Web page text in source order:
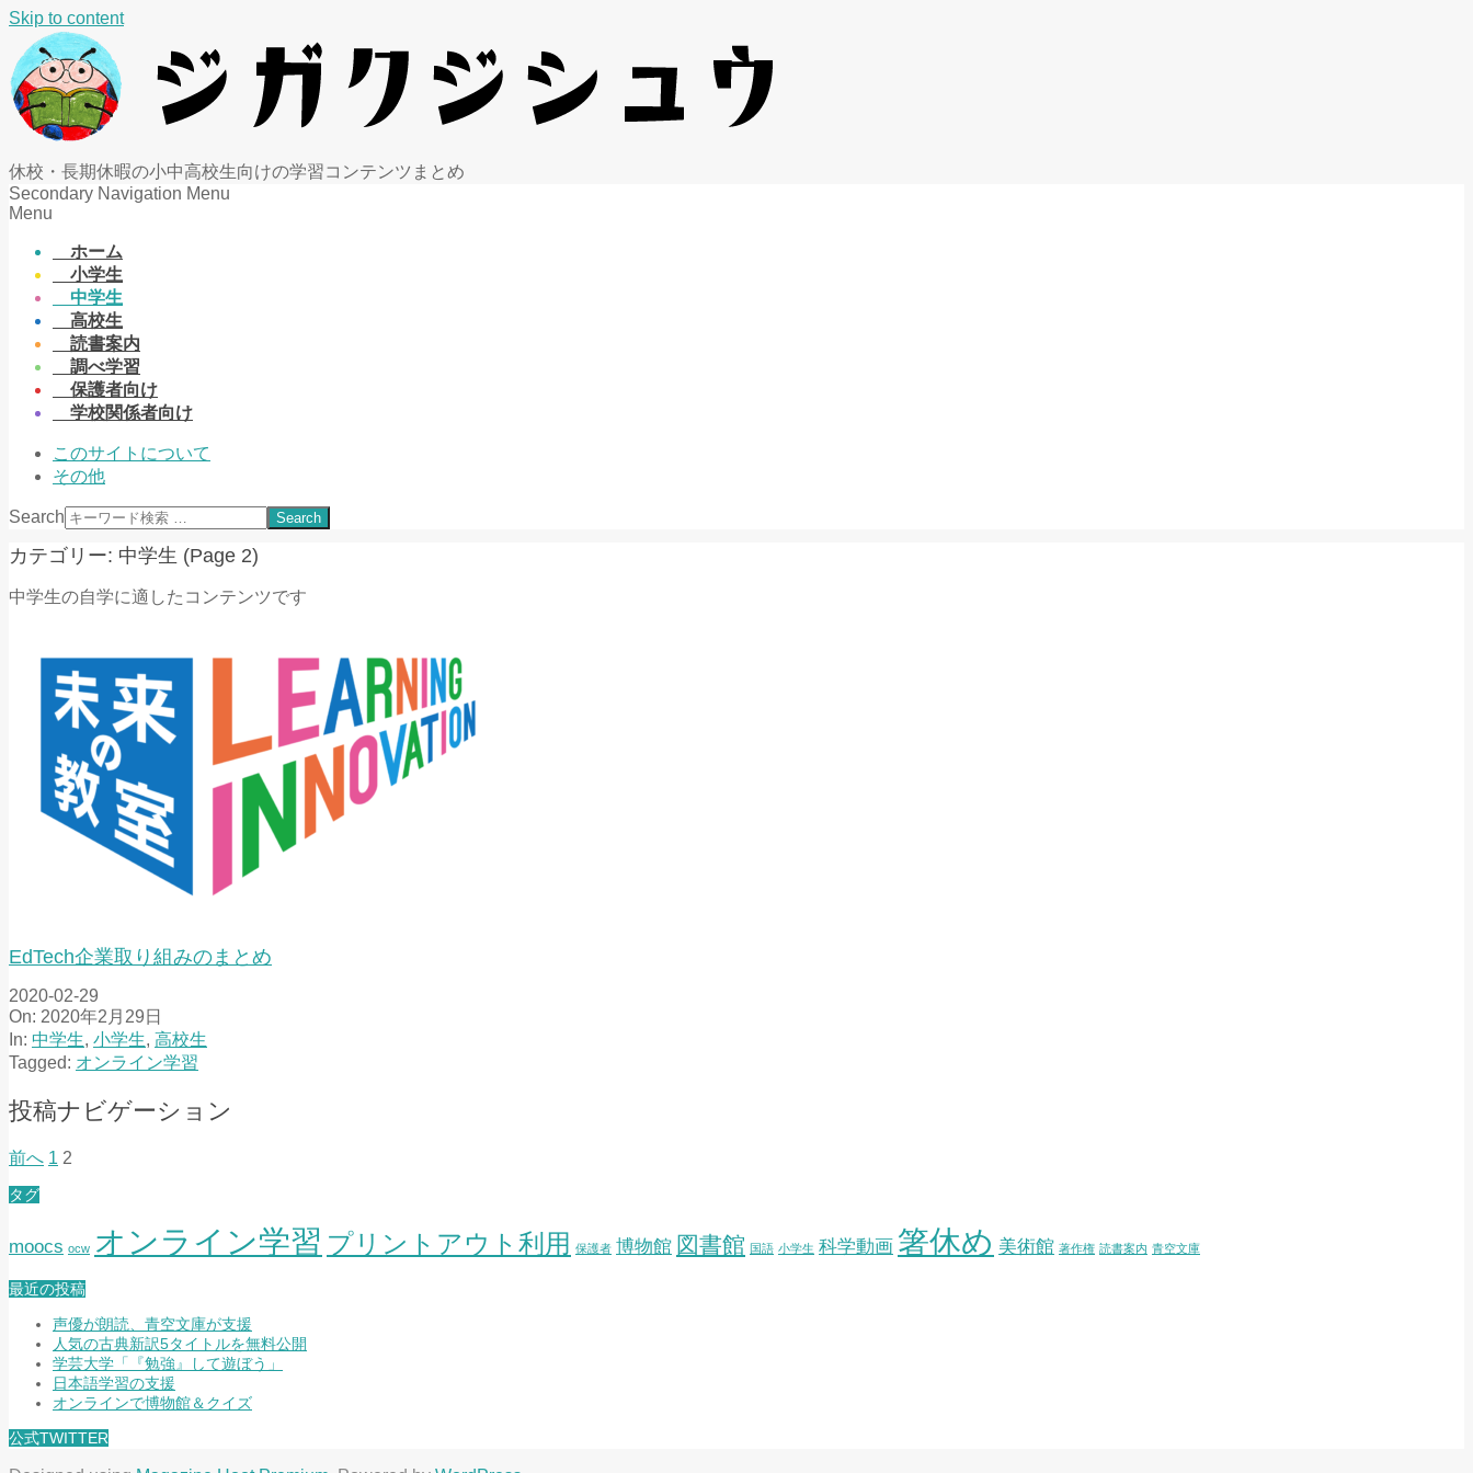
Skip to content
休校・長期休暇の小中高校生向けの学習コンテンツまとめ
Secondary Navigation Menu
Menu
ホーム
小学生
中学生
高校生
読書案内
調べ学習
保護者向け
学校関係者向け
このサイトについて
その他
Search
カテゴリー: 中学生 (Page 2)
中学生の自学に適したコンテンツです
EdTech企業取り組みのまとめ
2020-02-29
On: 2020年2月29日
In: 中学生, 小学生, 高校生
Tagged: オンライン学習
投稿ナビゲーション
前へ 1 2
タグ
moocs ocw オンライン学習 プリントアウト利用 保護者 博物館 図書館 国語 小学生 科学動画 箸休め 美術館 著作権 読書案内 青空文庫
最近の投稿
声優が朗読、青空文庫が支援
人気の古典新訳5タイトルを無料公開
学芸大学「『勉強』して遊ぼう」
日本語学習の支援
オンラインで博物館＆クイズ
公式TWITTER